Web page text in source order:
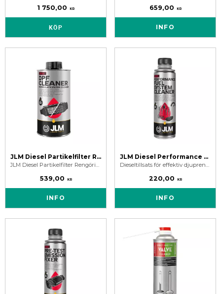
1 750,00 KR
KÖP
659,00 KR
INFO
JLM Diesel Partikelfilter Rengöring 375 ml
JLM Diesel Partikelfilter Rengöring - Rengör DPF och förebygger igensättning. En av marknadens kraftfullaste DPF Cleaner.
539,00 KR
INFO
JLM Diesel Performance Fuel System Cleaner - Dieseltillsats
Dieseltillsats för effektiv djuprengörande bränslesystem rengöring.
220,00 KR
INFO